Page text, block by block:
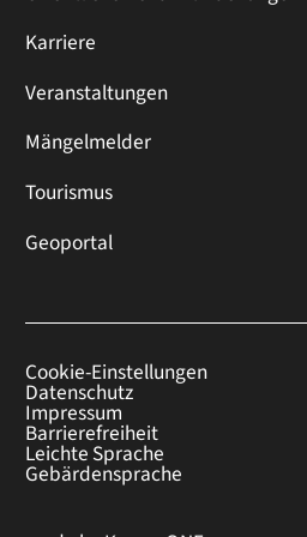
Karriere
Veranstaltungen
Mängelmelder
Tourismus
Geoportal
Cookie-Einstellungen
Datenschutz
Impressum
Barrierefreiheit
Leichte Sprache
Gebärdensprache